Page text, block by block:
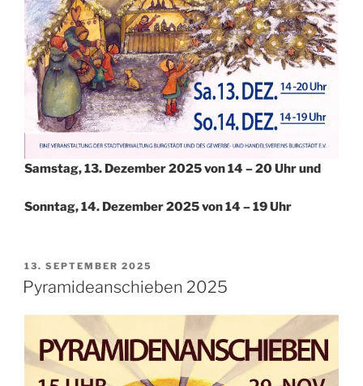
Samstag, 13. Dezember 2025 von 14 – 20 Uhr und
Sonntag, 14. Dezember 2025 von 14 – 19 Uhr
VERÖFFENTLICHT
AM
13. SEPTEMBER 2025
Pyramideanschieben 2025